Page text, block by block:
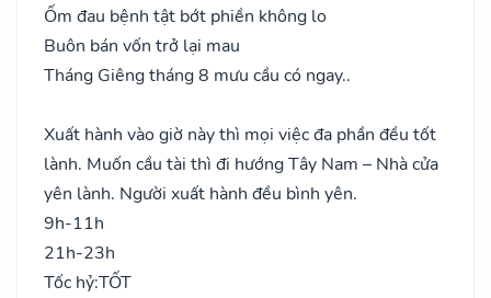
Ốm đau bệnh tật bớt phiền không lo
Buôn bán vốn trở lại mau
Tháng Giêng tháng 8 mưu cầu có ngay..
Xuất hành vào giờ này thì mọi việc đa phần đều tốt
lành. Muốn cầu tài thì đi hướng Tây Nam – Nhà cửa
yên lành. Người xuất hành đều bình yên.
9h-11h
21h-23h
Tốc hỷ:TỐT